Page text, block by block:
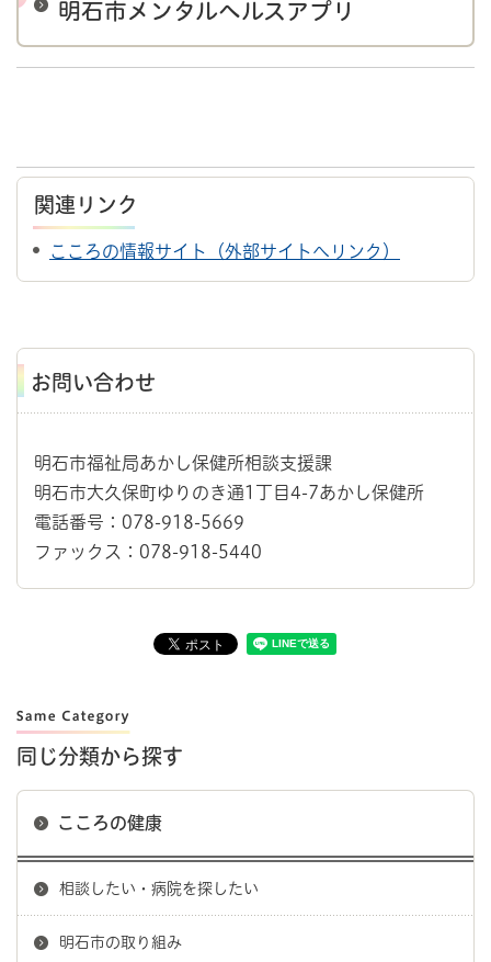
明石市メンタルヘルスアプリ
関連リンク
こころの情報サイト（外部サイトへリンク）
お問い合わせ
明石市福祉局あかし保健所相談支援課
明石市大久保町ゆりのき通1丁目4-7あかし保健所
電話番号：078-918-5669
ファックス：078-918-5440
同じ分類から探す
こころの健康
相談したい・病院を探したい
明石市の取り組み